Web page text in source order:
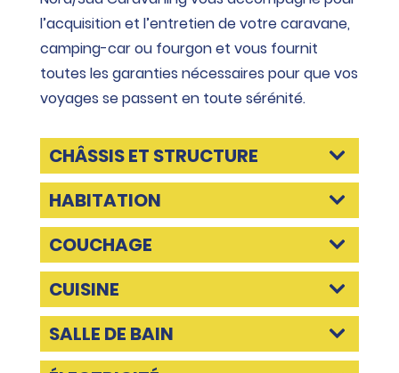
l’acquisition et l’entretien de votre caravane,
camping-car ou fourgon et vous fournit
toutes les garanties nécessaires pour que vos
voyages se passent en toute sérénité.
CHÂSSIS ET STRUCTURE
HABITATION
COUCHAGE
CUISINE
SALLE DE BAIN